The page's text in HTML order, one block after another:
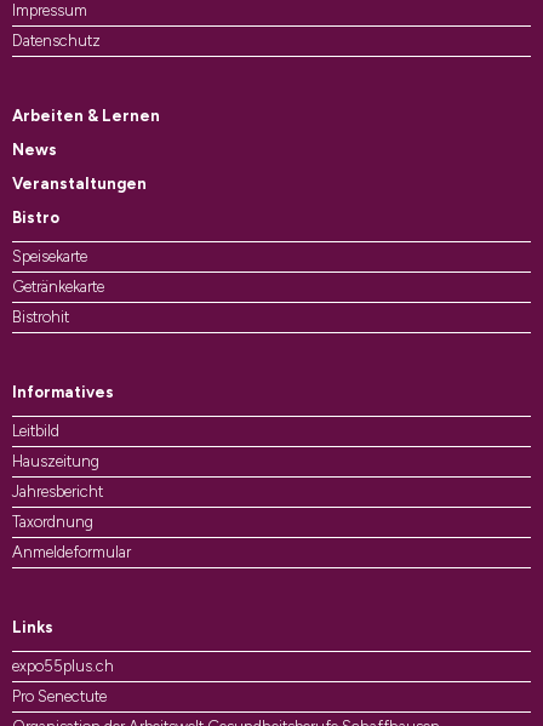
Impressum
Datenschutz
Arbeiten & Lernen
News
Veranstaltungen
Bistro
Speisekarte
Getränkekarte
Bistrohit
Informatives
Leitbild
Hauszeitung
Jahresbericht
Taxordnung
Anmeldeformular
Links
expo55plus.ch
Pro Senectute